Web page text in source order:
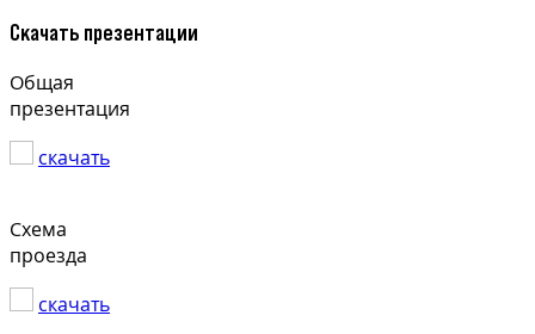
Скачать презентации
Общая
презентация
скачать
Схема
проезда
скачать